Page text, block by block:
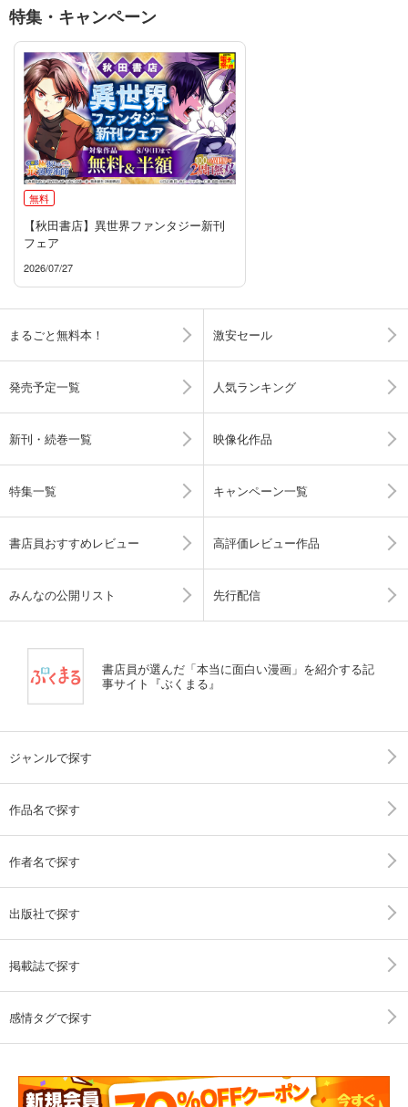
特集・キャンペーン
無料
【秋田書店】異世界ファンタジー新刊
フェア
2026/07/27
まるごと無料本！ 激安セール
発売予定一覧 人気ランキング
新刊・続巻一覧 映像化作品
特集一覧 キャンペーン一覧
書店員おすすめレビュー 高評価レビュー作品
みんなの公開リスト 先行配信
書店員が選んだ「本当に面白い漫画」を紹介する記
事サイト『ぶくまる』
ジャンルで探す
作品名で探す
作者名で探す
出版社で探す
掲載誌で探す
感情タグで探す